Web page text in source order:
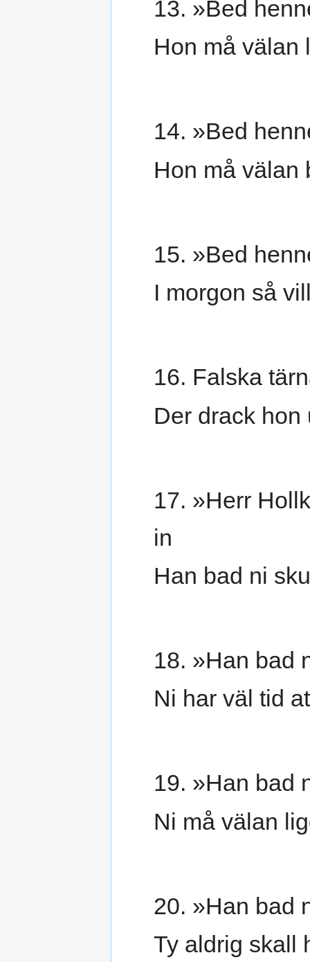
13. »Bed
Hon må välan
14. »Bed
Hon må välan
15. »Bed
I morgon så
16. Falska
Der drack hon
17. »Herr
in
Han bad ni
18. »Han bad
Ni har väl tid
19. »Han bad
Ni må välan
20. »Han bad
Ty aldrig skall